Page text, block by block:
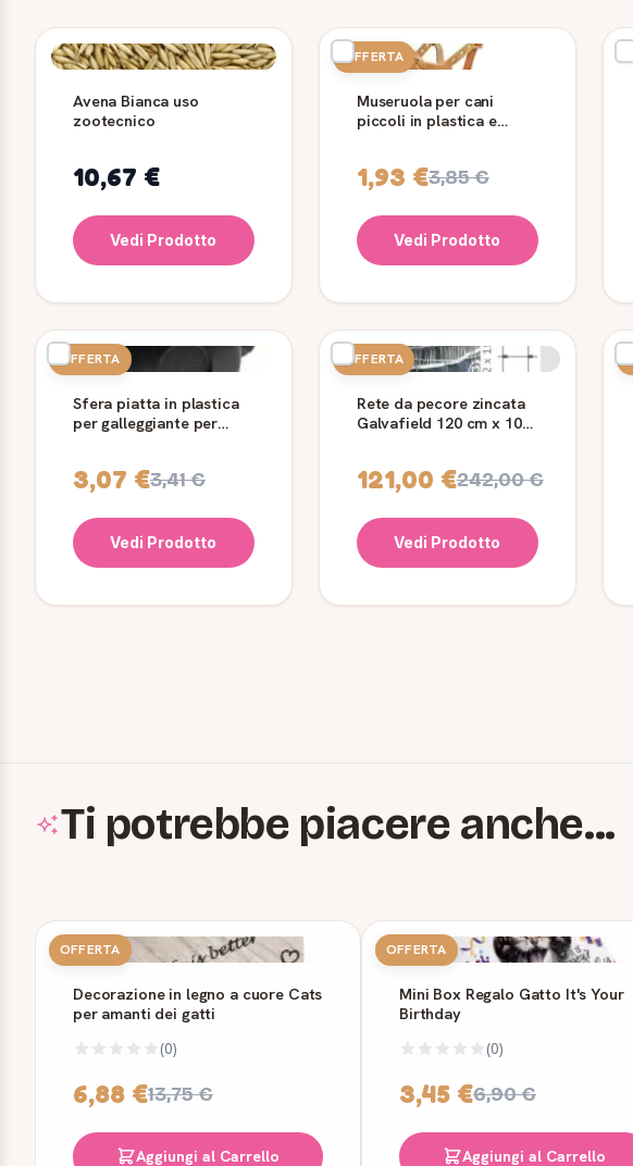
Avena Bianca uso
zootecnico
10,67 €
Vedi Prodotto
OFFERTA
Museruola per cani
piccoli in plastica e
1,93 €3,85 €
Vedi Prodotto
OFFERTA
Sfera piatta in plastica
per galleggiante per
3,07 €3,41 €
Vedi Prodotto
OFFERTA
Rete da pecore zincata
Galvafield 120 cm x 100
121,00 €242,00 €
Vedi Prodotto
Ti potrebbe piacere anche...
OFFERTA
Decorazione in legno a cuore Cats
per amanti dei gatti
(0)
6,88 €13,75 €
Aggiungi al Carrello
OFFERTA
Mini Box Regalo Gatto It's Your
Birthday
(0)
3,45 €6,90 €
Aggiungi al Carrello